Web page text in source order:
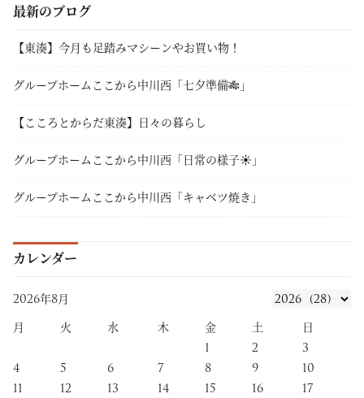
最新のブログ
【東湊】今月も足踏みマシーンやお買い物！
グループホームここから中川西「七夕準備🎋」
【こころとからだ東湊】日々の暮らし
グループホームここから中川西「日常の様子☀」
グループホームここから中川西「キャベツ焼き」
カレンダー
2026年8月
月
火 水 木 金 土
日
1
2
3
4
5 6 7 8 9
10
11
12 13 14 15 16
17